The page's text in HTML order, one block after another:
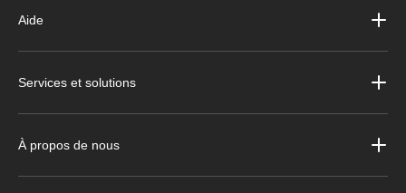
Aide
Services et solutions
À propos de nous